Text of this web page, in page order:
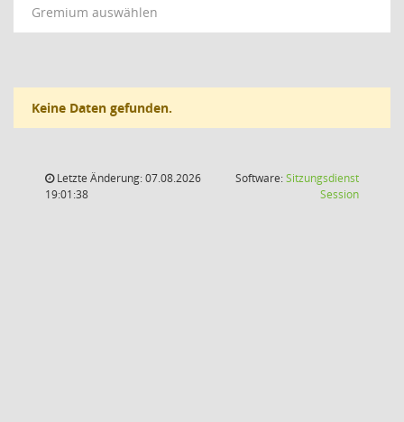
Gremium auswählen
Keine Daten gefunden.
Letzte Änderung: 07.08.2026
19:01:38
Software:Sitzungsdienst
Session(Wird in